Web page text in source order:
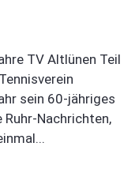
TV Altlünen Teil
sein 60-jähriges
Ruhr-Nachrichten,